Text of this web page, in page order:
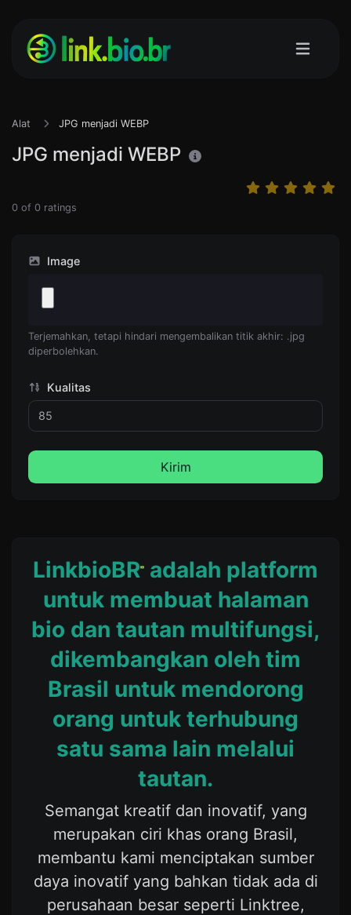
Alat JPG menjadi WEBP
JPG menjadi WEBP
0 of 0 ratings
Image
Terjemahkan, tetapi hindari mengembalikan titik akhir: .jpg
diperbolehkan.
Kualitas
Kirim
LinkbioBR adalah platform
untuk membuat halaman
bio dan tautan multifungsi,
dikembangkan oleh tim
Brasil untuk mendorong
orang untuk terhubung
satu sama lain melalui
tautan.
Semangat kreatif dan inovatif, yang
merupakan ciri khas orang Brasil,
membantu kami menciptakan sumber
daya inovatif yang bahkan tidak ada di
perusahaan besar seperti Linktree,